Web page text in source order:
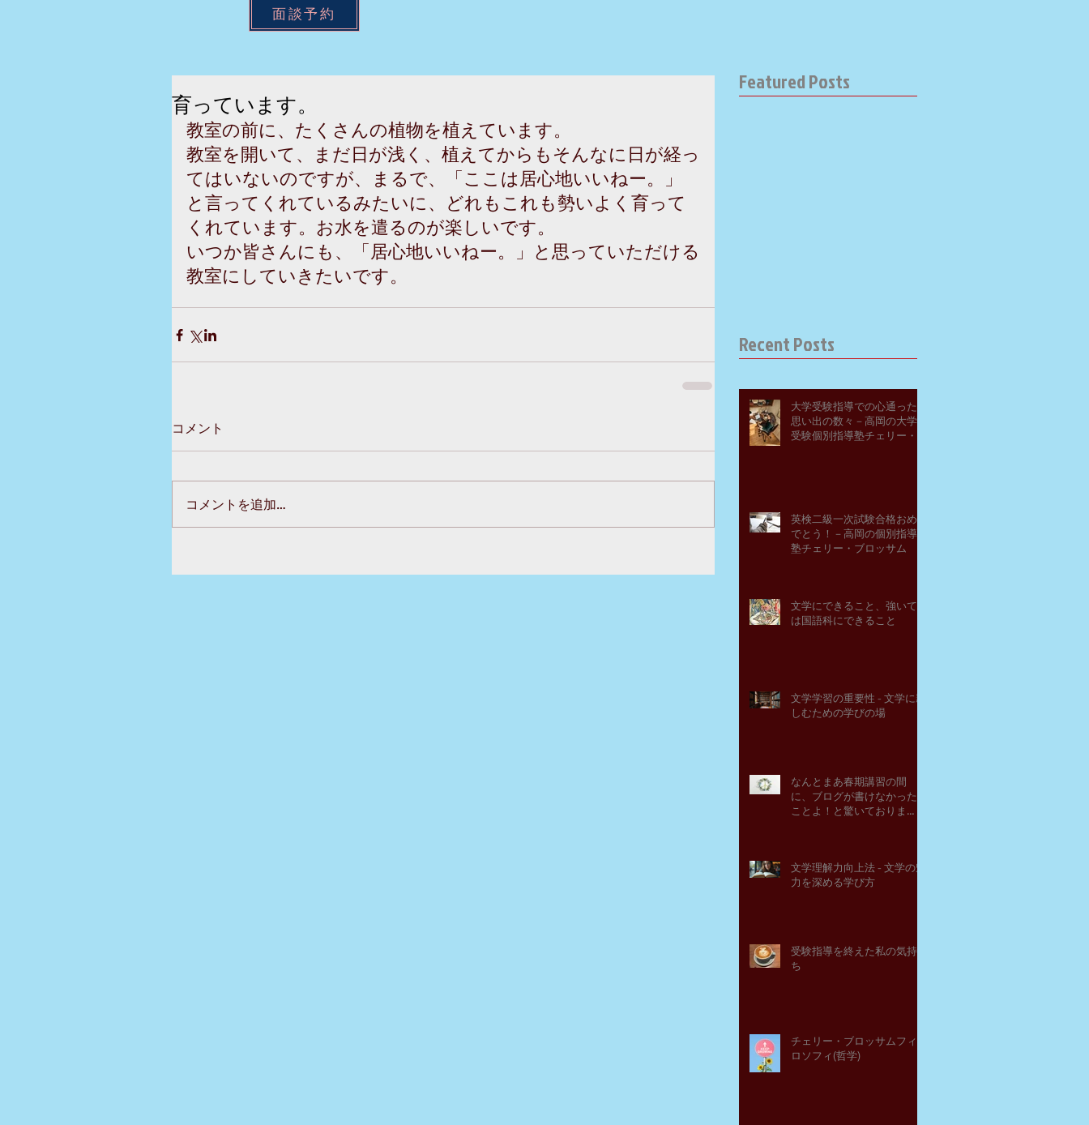
面談予約
育っています。
教室の前に、たくさんの植物を植えています。
教室を開いて、まだ日が浅く、植えてからもそんなに日が経っ
てはいないのですが、まるで、「ここは居心地いいねー。」
と言ってくれているみたいに、どれもこれも勢いよく育って
くれています。お水を遣るのが楽しいです。
いつか皆さんにも、「居心地いいねー。」と思っていただける
教室にしていきたいです。
コメント
コメントを追加…
Featured Posts
Recent Posts
大学受験指導での心通った
思い出の数々－高岡の大学
受験個別指導塾チェリー・
英検二級一次試験合格おめ
でとう！－高岡の個別指導
塾チェリー・ブロッサム
文学にできること、強いて
は国語科にできること
文学学習の重要性 - 文学に親
しむための学びの場
なんとまあ春期講習の間
に、ブログが書けなかった
ことよ！と驚いておりま
文学理解力向上法 - 文学の魅
力を深める学び方
受験指導を終えた私の気持
ち
チェリー・ブロッサムフィ
ロソフィ(哲学)